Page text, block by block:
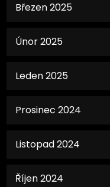
Březen 2025
Únor 2025
Leden 2025
Prosinec 2024
Listopad 2024
Říjen 2024